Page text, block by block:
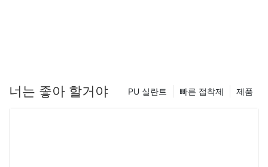
너는 좋아 할거야 제품
빠른 접착제
PU 실란트